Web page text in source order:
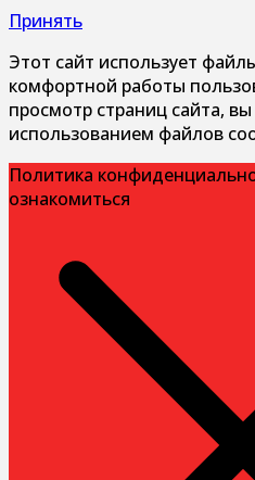
Принять
Этот сайт использует
комфортной работы
просмотр страниц сайта,
использованием файлов
Политика
ознакомиться